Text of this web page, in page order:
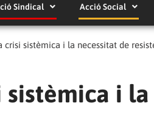
Sindical Acció Social
crisi sistèmica i la necessitat de
sistèmica i